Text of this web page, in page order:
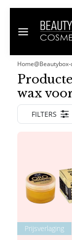
wax
FILTERS
Prijsverlaging